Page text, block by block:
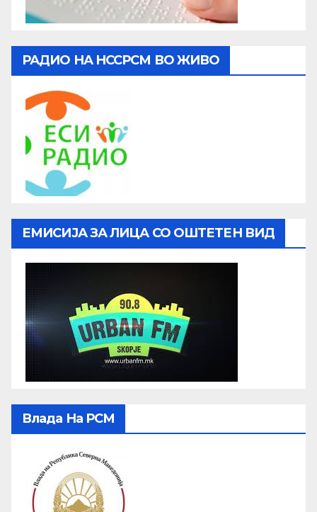
РАДИО НА НССРСМ ВО ЖИВО
ЕМИСИЈА ЗА ЛИЦА СО ОШТЕТЕН ВИД
Влада На РСМ